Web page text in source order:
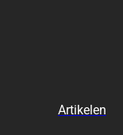
Artikelen